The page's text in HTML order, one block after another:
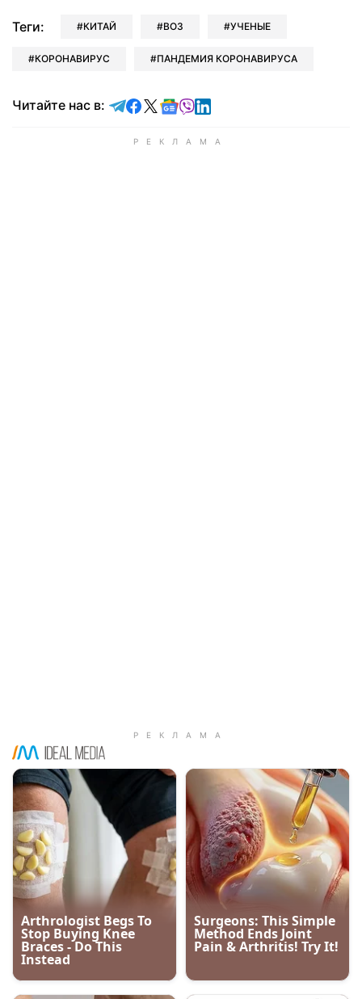
Теги: КИТАЙ ВОЗ УЧЕНЫЕ
КОРОНАВИРУС ПАНДЕМИЯ КОРОНАВИРУСА
Читайте нас в: Читайте в Telegram
Читайте в Facebook
Читайте в X
Читайте в Google news
Читайте в Viber
Читайте в LinkedIn